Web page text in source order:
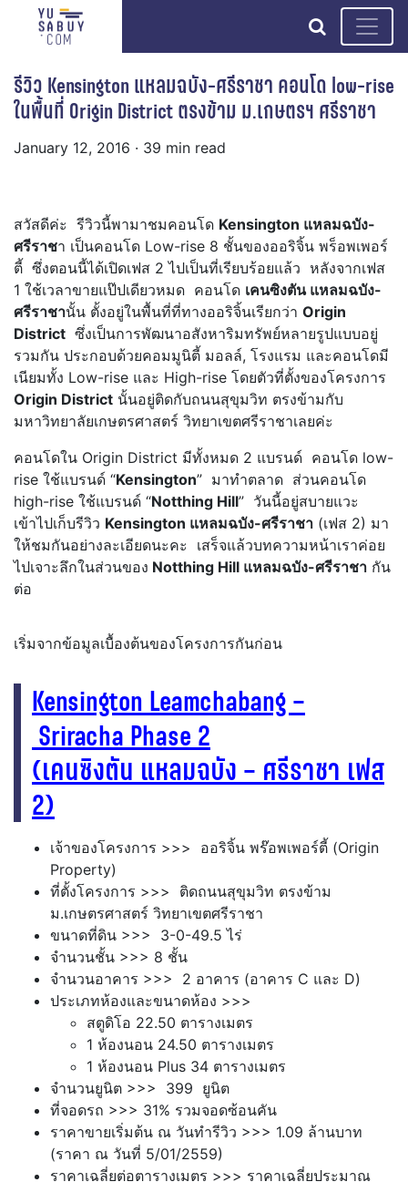
search
รีวิว Kensington แหลมฉบัง-ศรีราชา คอนโด low-rise
ในพื้นที่ Origin District ตรงข้าม ม.เกษตรฯ ศรีราชา
January 12, 2016 · 39 min read
สวัสดีค่ะ รีวิวนี้พามาชมคอนโด Kensington แหลมฉบัง-
ศรีราชา เป็นคอนโด Low-rise 8 ชั้นของออริจิ้น พร็อพเพอร์
ตี้ ซึ่งตอนนี้ได้เปิดเฟส 2 ไปเป็นที่เรียบร้อยแล้ว หลังจากเฟส
1 ใช้เวลาขายแป๊ปเดียวหมด คอนโด เคนซิงตัน แหลมฉบัง-
ศรีราชานั้น ตั้งอยู่ในพื้นที่ที่ทางออริจิ้นเรียกว่า Origin
District ซึ่งเป็นการพัฒนาอสังหาริมทรัพย์หลายรูปแบบอยู่
รวมกัน ประกอบด้วยคอมมูนิตี้ มอลล์, โรงแรม และคอนโดมี
เนียมทั้ง Low-rise และ High-rise โดยตัวที่ตั้งของโครงการ
Origin District นั้นอยู่ติดกับถนนสุขุมวิท ตรงข้ามกับ
มหาวิทยาลัยเกษตรศาสตร์ วิทยาเขตศรีราชาเลยค่ะ
คอนโดใน Origin District มีทั้งหมด 2 แบรนด์ คอนโด low-
rise ใช้แบรนด์ “Kensington” มาทำตลาด ส่วนคอนโด
high-rise ใช้แบรนด์ “Notthing Hill” วันนี้อยู่สบายแวะ
เข้าไปเก็บรีวิว Kensington แหลมฉบัง-ศรีราชา (เฟส 2) มา
ให้ชมกันอย่างละเอียดนะคะ เสร็จแล้วบทความหน้าเราค่อย
ไปเจาะลึกในส่วนของ Notthing Hill แหลมฉบัง-ศรีราชา กัน
ต่อ
เริ่มจากข้อมูลเบื้องต้นของโครงการกันก่อน
Kensington Leamchabang –
Sriracha Phase 2
(เคนซิงตัน แหลมฉบัง – ศรีราชา เฟส
2)
เจ้าของโครงการ >>> ออริจิ้น พร๊อพเพอร์ตี้ (Origin
Property)
ที่ตั้งโครงการ >>> ติดถนนสุขุมวิท ตรงข้าม
ม.เกษตรศาสตร์ วิทยาเขตศรีราชา
ขนาดที่ดิน >>> 3-0-49.5 ไร่
จำนวนชั้น >>> 8 ชั้น
จำนวนอาคาร >>> 2 อาคาร (อาคาร C และ D)
ประเภทห้องและขนาดห้อง >>>
สตูดิโอ 22.50 ตารางเมตร
1 ห้องนอน 24.50 ตารางเมตร
1 ห้องนอน Plus 34 ตารางเมตร
จำนวนยูนิต >>> 399 ยูนิต
ที่จอดรถ >>> 31% รวมจอดซ้อนคัน
ราคาขายเริ่มต้น ณ วันทำรีวิว >>> 1.09 ล้านบาท
(ราคา ณ วันที่ 5/01/2559)
ราคาเฉลี่ยต่อตารางเมตร >>> ราคาเฉลี่ยประมาณ